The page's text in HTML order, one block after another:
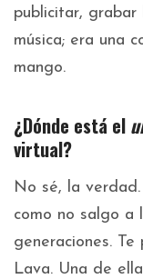
publicitar,
música; era una
mango.
¿Dónde está el
virtual?
No sé, la
como no salgo a
generaciones.
Lava. Una de